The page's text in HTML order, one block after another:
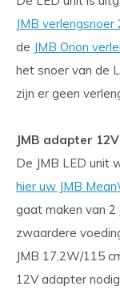
JMB verlengsnoer
de JMB Orion
het snoer van de
zijn er geen
JMB adapter
De JMB LED unit
hier uw JMB
gaat maken van 2
zwaardere
JMB 17,2W/115
12V adapter